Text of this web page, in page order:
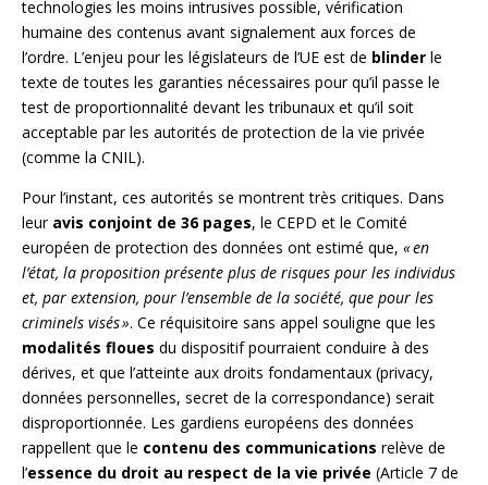
technologies les moins intrusives possible, vérification
humaine des contenus avant signalement aux forces de
l’ordre. L’enjeu pour les législateurs de l’UE est de blinder le
texte de toutes les garanties nécessaires pour qu’il passe le
test de proportionnalité devant les tribunaux et qu’il soit
acceptable par les autorités de protection de la vie privée
(comme la CNIL).
Pour l’instant, ces autorités se montrent très critiques. Dans
leur avis conjoint de 36 pages, le CEPD et le Comité
européen de protection des données ont estimé que, « en
l’état, la proposition présente plus de risques pour les individus
et, par extension, pour l’ensemble de la société, que pour les
criminels visés ». Ce réquisitoire sans appel souligne que les
modalités floues du dispositif pourraient conduire à des
dérives, et que l’atteinte aux droits fondamentaux (privacy,
données personnelles, secret de la correspondance) serait
disproportionnée. Les gardiens européens des données
rappellent que le contenu des communications relève de
l’essence du droit au respect de la vie privée (Article 7 de